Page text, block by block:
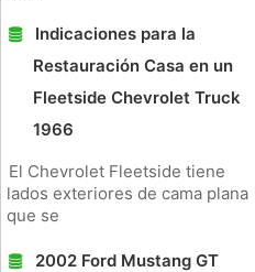
Indicaciones para la
Restauración Casa en un
Fleetside Chevrolet Truck
1966
El Chevrolet Fleetside tiene
lados exteriores de cama plana
que se
2002 Ford Mustang GT